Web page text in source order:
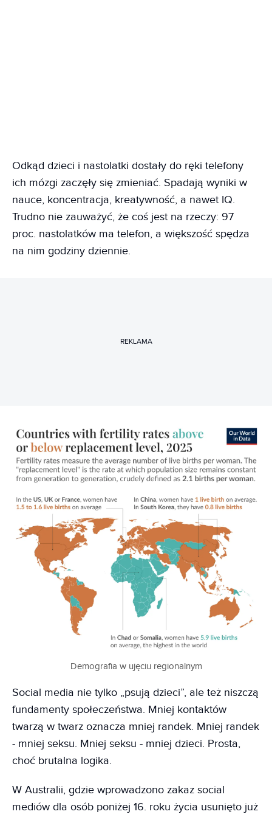
Odkąd dzieci i nastolatki dostały do ręki telefony
ich mózgi zaczęły się zmieniać. Spadają wyniki w
nauce, koncentracja, kreatywność, a nawet IQ.
Trudno nie zauważyć, że coś jest na rzeczy: 97
proc. nastolatków ma telefon, a większość spędza
na nim godziny dziennie.
REKLAMA
Demografia w ujęciu regionalnym
Social media nie tylko „psują dzieci”, ale też niszczą
fundamenty społeczeństwa. Mniej kontaktów
twarzą w twarz oznacza mniej randek. Mniej randek
- mniej seksu. Mniej seksu - mniej dzieci. Prosta,
choć brutalna logika.
W Australii, gdzie wprowadzono zakaz social
mediów dla osób poniżej 16. roku życia usunięto już